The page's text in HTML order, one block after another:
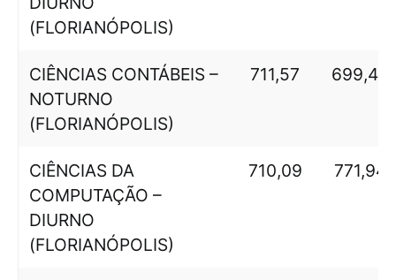
(FLORIANÓPOLIS)
CIÊNCIAS CONTÁBEIS –
NOTURNO
(FLORIANÓPOLIS)
711,57 699,43
CIÊNCIAS DA
COMPUTAÇÃO –
DIURNO
(FLORIANÓPOLIS)
710,09 771,94